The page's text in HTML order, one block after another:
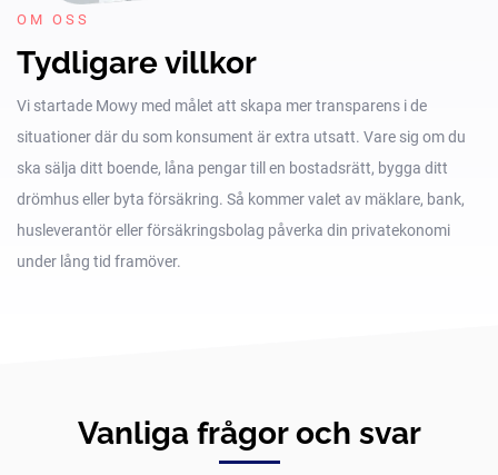
OM OSS
Tydligare villkor
Vi startade Mowy med målet att skapa mer transparens i de
situationer där du som konsument är extra utsatt. Vare sig om du
ska sälja ditt boende, låna pengar till en bostadsrätt, bygga ditt
drömhus eller byta försäkring. Så kommer valet av mäklare, bank,
husleverantör eller försäkringsbolag påverka din privatekonomi
under lång tid framöver.
Vanliga frågor och svar